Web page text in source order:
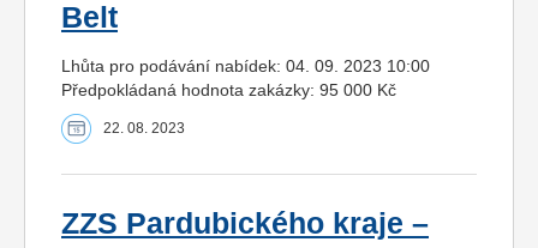
Belt
Lhůta pro podávání nabídek: 04. 09. 2023 10:00
Předpokládaná hodnota zakázky: 95 000 Kč
22. 08. 2023
ZZS Pardubického kraje –